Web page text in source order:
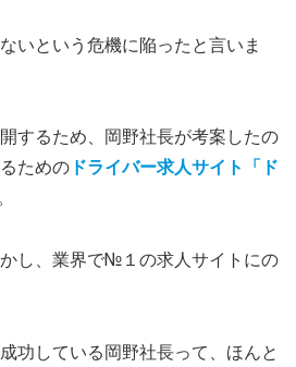
いという危機に陥ったと言いま
するため、岡野社長が考案したの
ための ドライバー求人サイト「ド
し、業界で№１の求人サイトにの
功している岡野社長って、ほんと